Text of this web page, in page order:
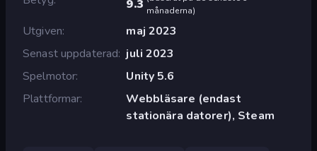
9.3 månaderna)
Utgiven
maj 2023
Senast uppdaterad juli 2023
Spelmotor
Unity 5.6
Plattformar
Webbläsare (endast
stationära datorer), Steam